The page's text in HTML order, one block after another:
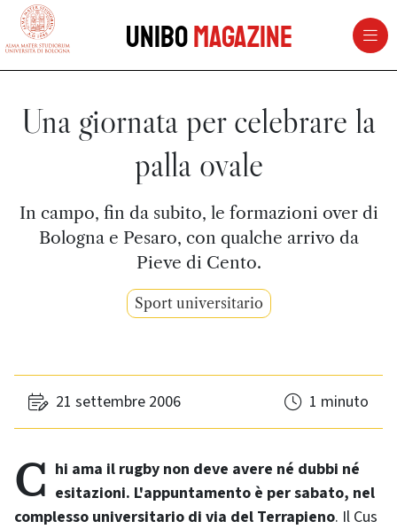
vai al contenuto della pagina
UniboMagazine
Una giornata per celebrare la
palla ovale
In campo, fin da subito, le formazioni over di
Bologna e Pesaro, con qualche arrivo da
Pieve di Cento.
Sport universitario
21 settembre 2006 1 minuto
Chi ama il rugby non deve avere né dubbi né esitazioni. L'appuntamento è per sabato, nel
complesso universitario di via del Terrapieno. Il Cus